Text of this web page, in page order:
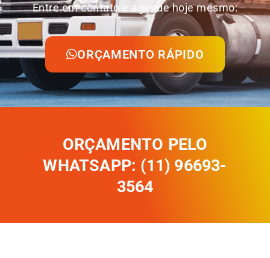
Entre em contato e agende hoje mesmo:
ORÇAMENTO RÁPIDO
ORÇAMENTO PELO
WHATSAPP: (11) 96693-
3564